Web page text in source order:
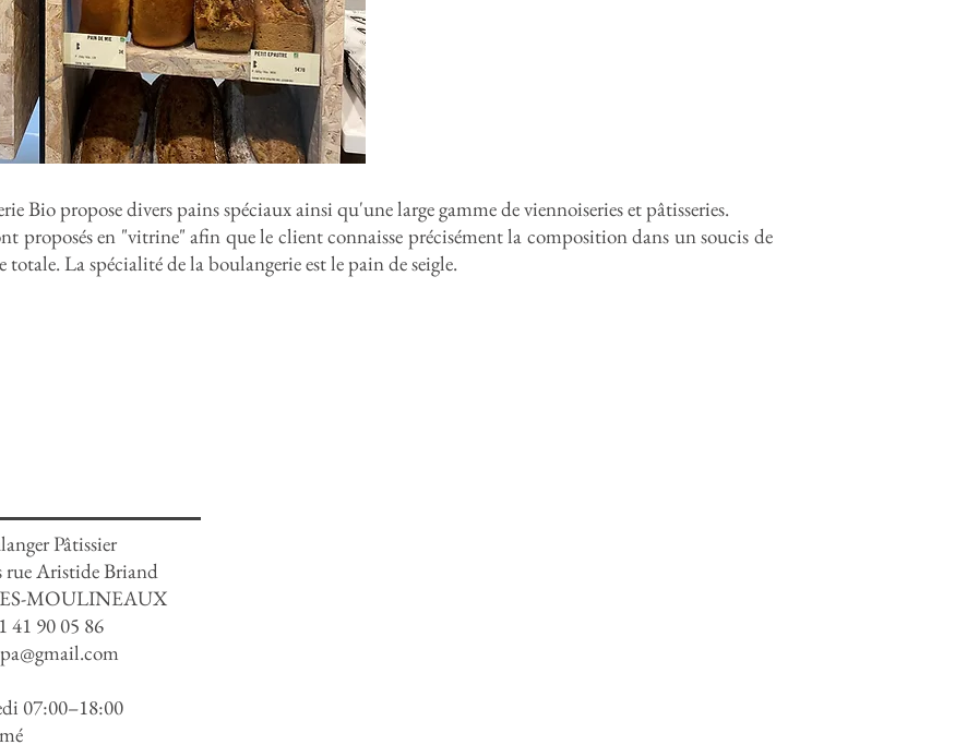
Bio propose divers pains spéciaux ainsi qu'une large gamme de viennoiseries et pâtisseries.
proposés en "vitrine" afin que le client connaisse précisément la composition dans un soucis de
totale. La spécialité de la boulangerie est le pain de seigle.
Pâtissier
rue Aristide Briand
MOULINEAUX
41 90 05 86
07:00–18:00